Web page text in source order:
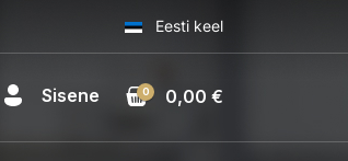
Eesti keel
Sisene 0,00 €
0